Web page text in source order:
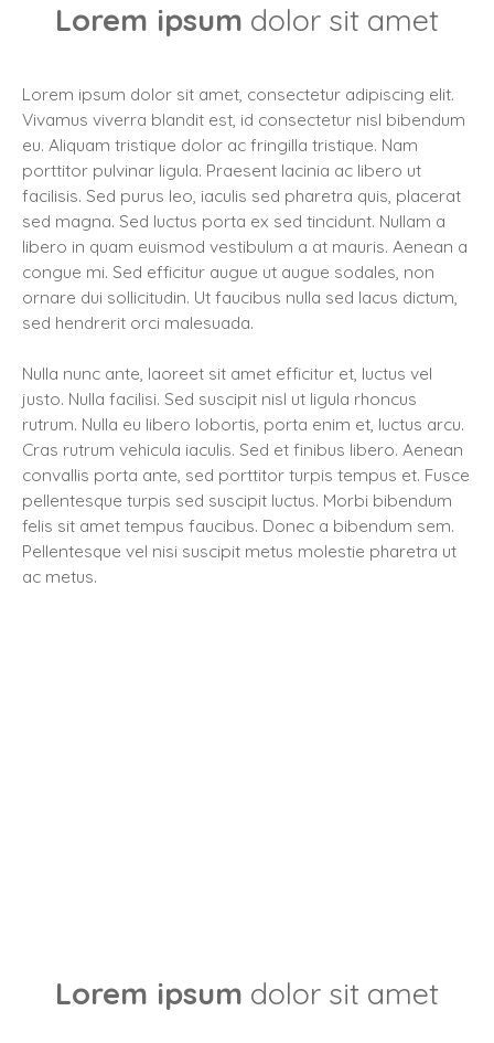
Lorem ipsum dolor sit amet
Lorem ipsum dolor sit amet, consectetur adipiscing elit.
Vivamus viverra blandit est, id consectetur nisl bibendum
eu. Aliquam tristique dolor ac fringilla tristique. Nam
porttitor pulvinar ligula. Praesent lacinia ac libero ut
facilisis. Sed purus leo, iaculis sed pharetra quis, placerat
sed magna. Sed luctus porta ex sed tincidunt. Nullam a
libero in quam euismod vestibulum a at mauris. Aenean a
congue mi. Sed efficitur augue ut augue sodales, non
ornare dui sollicitudin. Ut faucibus nulla sed lacus dictum,
sed hendrerit orci malesuada.
Nulla nunc ante, laoreet sit amet efficitur et, luctus vel
justo. Nulla facilisi. Sed suscipit nisl ut ligula rhoncus
rutrum. Nulla eu libero lobortis, porta enim et, luctus arcu.
Cras rutrum vehicula iaculis. Sed et finibus libero. Aenean
convallis porta ante, sed porttitor turpis tempus et. Fusce
pellentesque turpis sed suscipit luctus. Morbi bibendum
felis sit amet tempus faucibus. Donec a bibendum sem.
Pellentesque vel nisi suscipit metus molestie pharetra ut
ac metus.
Lorem ipsum dolor sit amet